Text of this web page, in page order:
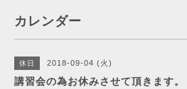
カレンダー
休日 2018-09-04 (火)
講習会の為お休みさせて頂きます。